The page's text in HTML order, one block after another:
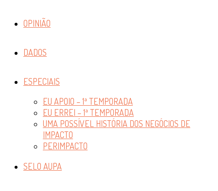
OPINIÃO
DADOS
ESPECIAIS
EU APOIO – 1ª TEMPORADA
EU ERREI – 1ª TEMPORADA
UMA POSSÍVEL HISTÓRIA DOS NEGÓCIOS DE
IMPACTO
PERIMPACTO
SELO AUPA